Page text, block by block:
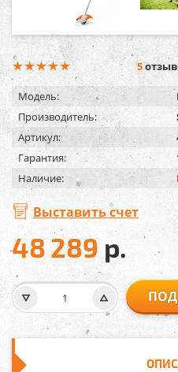
5
Модель:
Производитель:
Артикул:
Гарантия:
Наличие:
Выставить счет
48 289 р.